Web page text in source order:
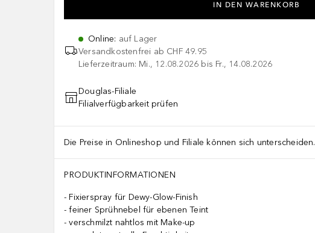
IN DEN WARENKORB
Online: auf Lager
Versandkostenfrei ab CHF 49.95
Lieferzeitraum: Mi., 12.08.2026 bis Fr., 14.08.2026
Douglas-Filiale
Filialverfügbarkeit prüfen
Die Preise in Onlineshop und Filiale können sich unterscheiden.
PRODUKTINFORMATIONEN
Fixierspray für Dewy-Glow-Finish
feiner Sprühnebel für ebenen Teint
verschmilzt nahtlos mit Make-up